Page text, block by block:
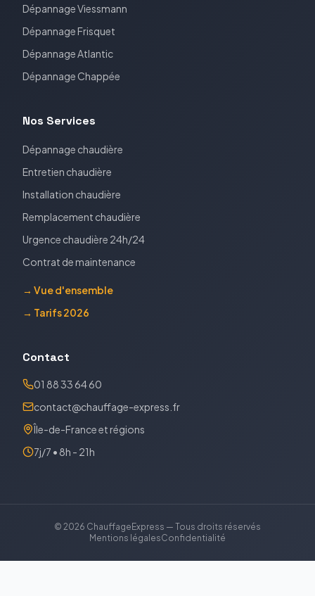
DépannageViessmann
DépannageFrisquet
DépannageAtlantic
Dépannage Chappée
Nos Services
Dépannage chaudière
Entretien chaudière
Installation chaudière
Remplacement chaudière
Urgence chaudière 24h/24
Contrat de maintenance
→ Vue d'ensemble
→ Tarifs 2026
Contact
01 88 33 64 60
contact@chauffage-express.fr
Île-de-France et régions
7j/7 • 8h - 21h
© 2026 ChauffageExpress — Tous droits réservés
Mentions légalesConfidentialité